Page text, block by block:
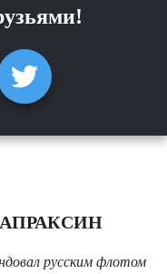
русским флотом